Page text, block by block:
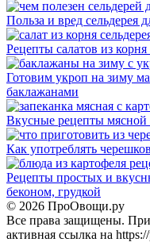
Польза и вред сельдерея
Рецепты салатов из корня
Готовим укроп на зиму
баклажанами
Вкусные рецепты мясной
Как употреблять
Рецепты простых и
беконом, грудкой
© 2026 ПроОвощи.ру
Все права защищены. При
активная ссылка на